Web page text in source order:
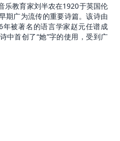
乐教育家刘半农在1920于英国伦
期广为流传的重要诗篇。该诗由
被著名的语言学家赵元任谱成
中首创了“她”字的使用，受到广